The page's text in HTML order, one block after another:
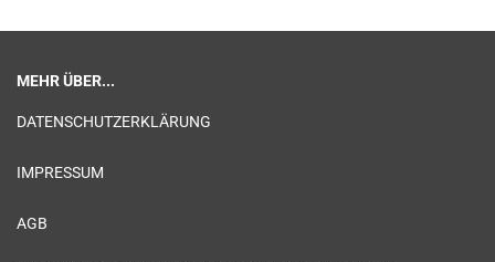
MEHR ÜBER...
DATENSCHUTZERKLÄRUNG
IMPRESSUM
AGB